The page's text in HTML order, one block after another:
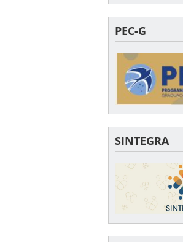
PEC-G
SINTEGRA